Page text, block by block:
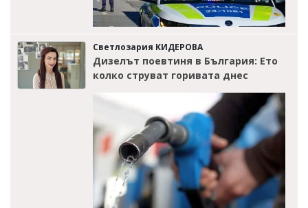
Светлозария КИДЕРОВА
Дизелът поевтиня в България: Ето
колко струват горивата днес